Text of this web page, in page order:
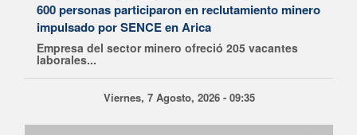
600 personas participaron en reclutamiento minero
impulsado por SENCE en Arica
Empresa del sector minero ofreció 205 vacantes
laborales...
Viernes, 7 Agosto, 2026 - 09:35